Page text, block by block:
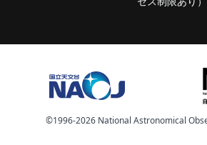
©️1996-2026 National Astronomical